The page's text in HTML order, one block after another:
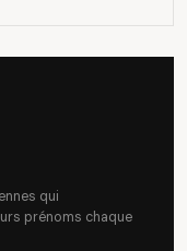
qui
prénoms chaque